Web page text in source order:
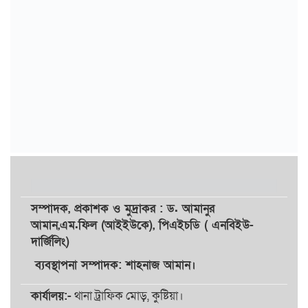
সম্পাদক, প্রকাশকওমুদ্রাকর: ড. আমানুর
আমান,এম.ফিল (আইইউকে), পিএইচডি ( এনবিইউ-
দার্জিলিং)
ব্যবস্থাপনা সম্পাদক: শাহনাজ আমান।
কার্যালয়:-থানা ট্রাফিক মোড়, কুষ্টিয়া।